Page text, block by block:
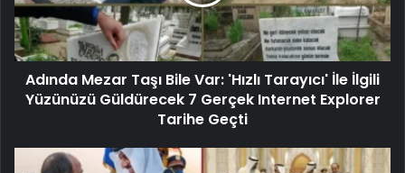
Adında Mezar Taşı Bile Var: 'Hızlı Tarayıcı' İle İlgili
Yüzünüzü Güldürecek 7 Gerçek Internet Explorer
Tarihe Geçti